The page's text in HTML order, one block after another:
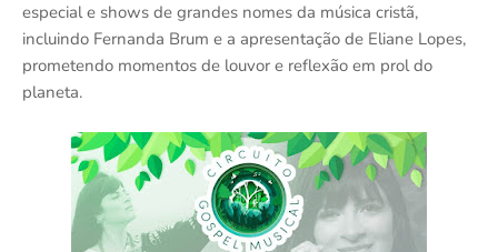
especial e shows de grandes nomes da música cristã,
incluindo Fernanda Brum e a apresentação de Eliane Lopes,
prometendo momentos de louvor e reflexão em prol do
planeta.